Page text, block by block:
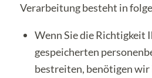
Verarbeitung besteht in
Wenn Sie die Richtigkeit
gespeicherten
bestreiten, benötigen wir